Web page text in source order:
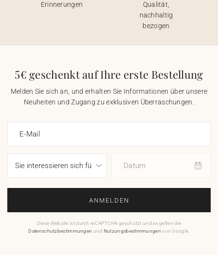
Erinnerungen
Qualität,
nachhaltig
bezogen
5€ geschenkt auf Ihre erste Bestellung
Melden Sie sich an, und erhalten Sie Informationen über unsere
Neuheiten und Zugang zu exklusiven Überraschungen.
E-Mail
Datum
ANMELDEN
Diese Website ist durch reCAPTCHA geschützt und es gelten die
Datenschutzbestimmungen und Nutzungsbestimmungen von Google.